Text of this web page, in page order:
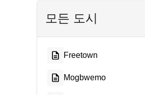
모든 도시
Freetown
Mogbwemo